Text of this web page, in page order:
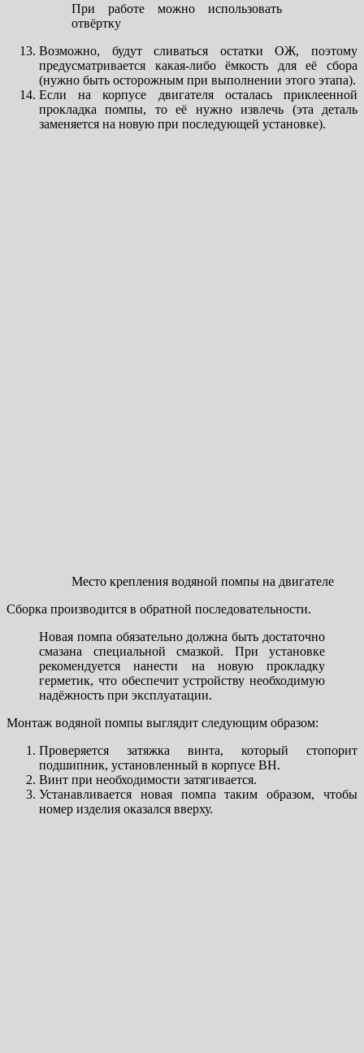
При работе можно использовать
отвёртку
Возможно, будут сливаться остатки ОЖ, поэтому
предусматривается какая-либо ёмкость для её сбора
(нужно быть осторожным при выполнении этого этапа).
Если на корпусе двигателя осталась приклеенной
прокладка помпы, то её нужно извлечь (эта деталь
заменяется на новую при последующей установке).
Место крепления водяной помпы на двигателе
Сборка производится в обратной последовательности.
Новая помпа обязательно должна быть достаточно
смазана специальной смазкой. При установке
рекомендуется нанести на новую прокладку
герметик, что обеспечит устройству необходимую
надёжность при эксплуатации.
Монтаж водяной помпы выглядит следующим образом:
Проверяется затяжка винта, который стопорит
подшипник, установленный в корпусе ВН.
Винт при необходимости затягивается.
Устанавливается новая помпа таким образом, чтобы
номер изделия оказался вверху.